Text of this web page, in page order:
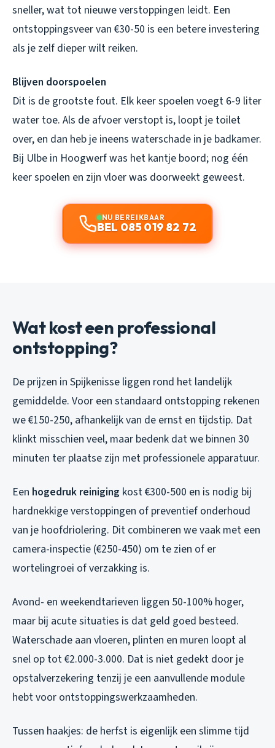
sneller, wat tot nieuwe verstoppingen leidt. Een
ontstoppingsveer van €30-50 is een betere investering
als je zelf dieper wilt reiken.
Blijven doorspoelen
Dit is de grootste fout. Elk keer spoelen voegt 6-9 liter
water toe. Als de afvoer verstopt is, loopt je toilet
over, en dan heb je ineens waterschade in je badkamer.
Bij Ulbe in Hoogwerf was het kantje boord; nog één
keer spoelen en zijn vloer was doorweekt geweest.
NU BEREIKBAAR
BEL 085 019 82 72
Wat kost een professional
ontstopping?
De prijzen in Spijkenisse liggen rond het landelijk
gemiddelde. Voor een standaard ontstopping rekenen
we €150-250, afhankelijk van de ernst en tijdstip. Dat
klinkt misschien veel, maar bedenk dat we binnen 30
minuten ter plaatse zijn met professionele apparatuur.
Een hogedruk reiniging kost €300-500 en is nodig bij
hardnekkige verstoppingen of preventief onderhoud
van je hoofdriolering. Dit combineren we vaak met een
camera-inspectie (€250-450) om te zien of er
wortelingroei of verzakking is.
Avond- en weekendtarieven liggen 50-100% hoger,
maar bij acute situaties is dat geld goed besteed.
Waterschade aan vloeren, plinten en muren loopt al
snel op tot €2.000-3.000. Dat is niet gedekt door je
opstalverzekering tenzij je een aanvullende module
hebt voor ontstoppingswerkzaamheden.
Tussen haakjes: de herfst is eigenlijk een slimme tijd